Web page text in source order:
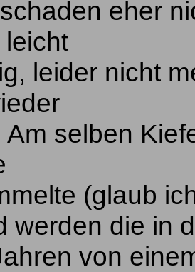
eher
leider nicht
Am selben
(glaub
werden die in
von